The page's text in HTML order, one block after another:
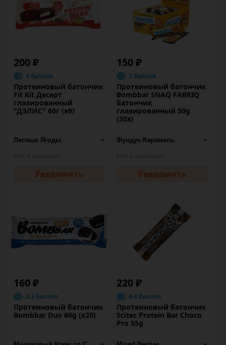
200 ₽
4 баллов
Протеиновый батончик
Fit Kit Десерт
глазированный
"ДЭЛИС" 60г (х9)
Уведомить
150 ₽
3 баллов
Протеиновый батончик
Bombbar SNAQ FABRIQ
Батончик
глазированный 50g
(30х)
Уведомить
160 ₽
3.2 баллов
Протеиновый батончик
Bombbar Duo 60g (х20)
220 ₽
4.4 баллов
Протеиновый батончик
Scitec Protein Bar Choco
Pro 55g